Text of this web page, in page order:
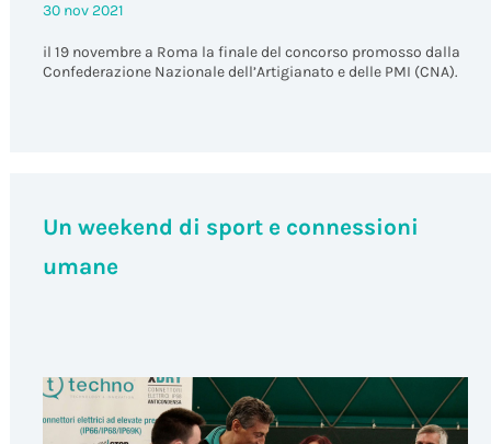
30 nov 2021
il 19 novembre a Roma la finale del concorso promosso dalla
Confederazione Nazionale dell’Artigianato e delle PMI (CNA).
Un weekend di sport e connessioni
umane